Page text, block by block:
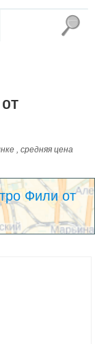
, средняя цена
Фили от